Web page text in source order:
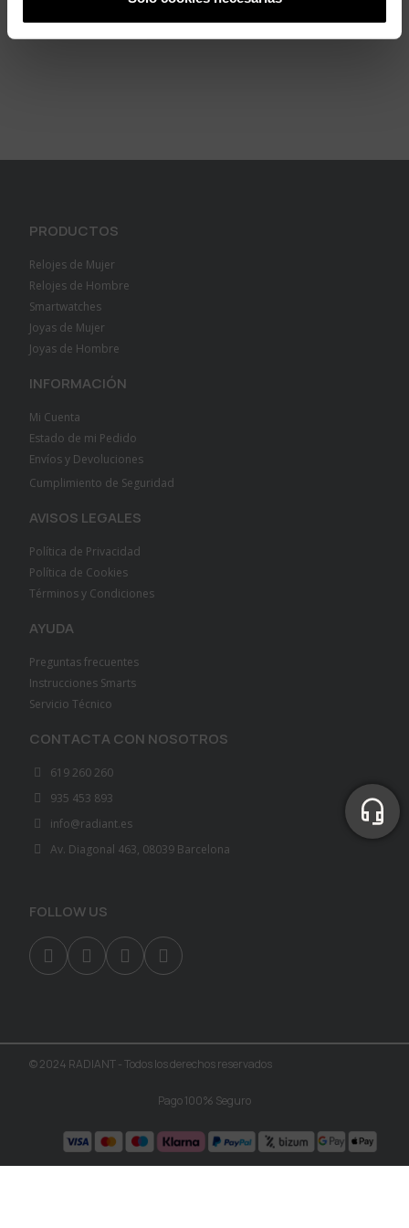
PRODUCTOS
Relojes de Mujer
Relojes de Hombre
Smartwatches
Joyas de Mujer
Joyas de Hombre
INFORMACIÓN
Mi Cuenta
Estado de mi Pedido
Envíos y Devoluciones
Cumplimiento de Seguridad
AVISOS LEGALES
Política de Privacidad
Política de Cookies
Términos y Condiciones
AYUDA
Preguntas frecuentes
Instrucciones Smarts
Servicio Técnico
CONTACTA CON NOSOTROS
619 260 260
935 453 893
info@radiant.es
Av. Diagonal 463, 08039 Barcelona
FOLLOW US
© 2024 RADIANT - Todos los derechos reservados
Pago 100% Seguro